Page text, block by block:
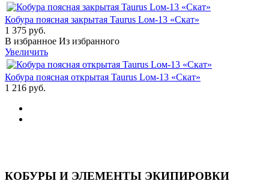
Кобура поясная закрытая Taurus Lом-13 «Скат»
1 375 руб.
В избранное Из избранного
Увеличить
Кобура поясная открытая Taurus Lом-13 «Скат»
1 216 руб.
КОБУРЫ И ЭЛЕМЕНТЫ ЭКИПИРОВКИ